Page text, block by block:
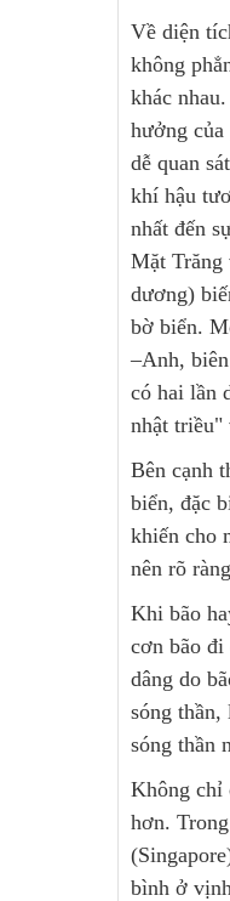
Về diện
không
khác
hưởng
dễ quan
khí hậu
nhất đến
Mặt Trăng
dương)
bờ biển.
–Anh,
có hai lần
nhật triều"
Bên cạnh
biển, đặc
khiến cho
nên rõ
Khi bão
cơn bão đi
dâng do
sóng
sóng thần
Không chỉ
hơn.
bình ở